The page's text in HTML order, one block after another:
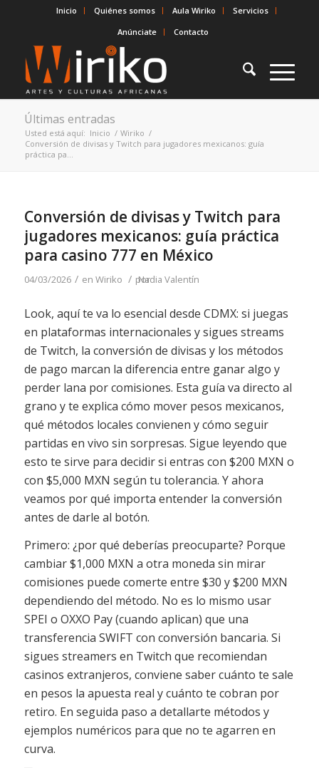
Inicio Quiénes somos Aula Wiriko
Servicios
Anúnciate
Contacto
Últimas entradas
Usted está aquí: Inicio / Wiriko /
Conversión de divisas y Twitch para jugadores mexicanos: guía
práctica pa...
Conversión de divisas y Twitch para
jugadores mexicanos: guía práctica
para casino 777 en México
04/03/2026 / en Wiriko / por
Nadia Valentín
Look, aquí te va lo esencial desde CDMX: si juegas
en plataformas internacionales y sigues streams
de Twitch, la conversión de divisas y los métodos
de pago marcan la diferencia entre ganar algo y
perder lana por comisiones. Esta guía va directo al
grano y te explica cómo mover pesos mexicanos,
qué métodos locales convienen y cómo seguir
partidas en vivo sin sorpresas. Sigue leyendo que
esto te sirve para decidir si entras con $200 MXN o
con $5,000 MXN según tu tolerancia. Y ahora
veamos por qué importa entender la conversión
antes de darle al botón.
Primero: ¿por qué deberías preocuparte? Porque
cambiar $1,000 MXN a otra moneda sin mirar
comisiones puede comerte entre $30 y $200 MXN
dependiendo del método. No es lo mismo usar
SPEI o OXXO Pay (cuando aplican) que una
transferencia SWIFT con conversión bancaria. Si
sigues streamers en Twitch que recomiendan
casinos extranjeros, conviene saber cuánto te sale
en pesos la apuesta real y cuánto te cobran por
retiro. En seguida paso a detallarte métodos y
ejemplos numéricos para que no te agarren en
curva.